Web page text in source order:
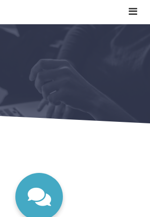
SEO tools reviews
bij jou in de buurt?
Offerte
Seo voor beginners +
2. Onderzoeken +